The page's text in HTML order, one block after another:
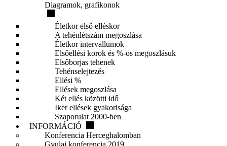
Diagramok, grafikonok
Életkor első elléskor
A tehénlétszám megoszlása
Életkor intervallumok
Elsőellési korok és %-os megoszlásuk
Elsőborjas tehenek
Tehénselejtezés
Ellési %
Ellések megoszlása
Két ellés közötti idő
Iker ellések gyakorisága
Szaporulat 2000-ben
INFORMÁCIÓ
Konferencia Herceghalomban
Gyulai konferencia 2019